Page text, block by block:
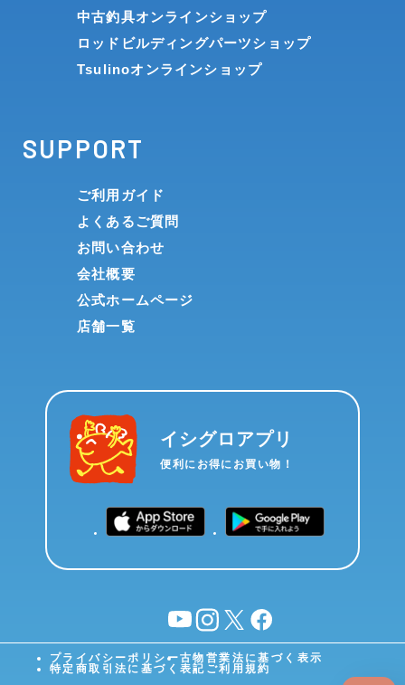
中古釣具オンラインショップ
ロッドビルディングパーツショップ
Tsulinoオンラインショップ
SUPPORT
ご利用ガイド
よくあるご質問
お問い合わせ
会社概要
公式ホームページ
店舗一覧
イシグロアプリ
便利にお得にお買い物！
YouTubeinstagram
X facebook
プライバシーポリシー古物営業法に基づく表示
特定商取引法に基づく表記 ご利用規約